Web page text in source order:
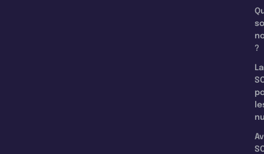
?
La